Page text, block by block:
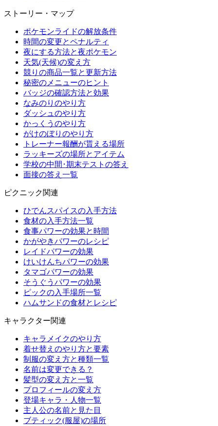
ストーリー・マップ
ポケモンライドの解放条件
時間の変更とペナルティ
夜にする方法と夜ポケモン
天気(天候)の変え方
競りの商品一覧と更新方法
秘密のメニューのヒント
バッジの確認方法と効果
なみのりのやり方
ダッシュのやり方
かっくうのやり方
がけのぼりのやり方
トレーナー報酬が貰える場所
ラッキーズの場所とアイテム
学校の中間･期末テストの答え
面接の答え一覧
ピクニック関連
ひでんスパイスの入手方法
食材の入手方法一覧
食事パワーの効果と時間
かがやきパワーのレシピ
レイドパワーの効果
けいけんちパワーの効果
タマゴパワーの効果
そうぐうパワーの効果
ピックの入手場所一覧
ハムサンドの食材とレシピ
キャラクター関連
キャラメイクのやり方
着せ替えのやり方と要素
制服の変え方と種類一覧
名前は変更できる？
髪型の変え方と一覧
プロフィールの変え方
登場キャラ・人物一覧
主人公の名前と見た目
ブティック(服屋)の場所